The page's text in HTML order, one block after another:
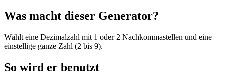
Was macht dieser Generator?
Wählt eine Dezimalzahl mit 1 oder 2 Nachkommastellen und eine
einstellige ganze Zahl (2 bis 9).
So wird er benutzt